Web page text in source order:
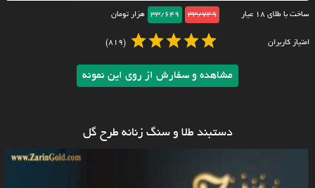
ساخت با طلای ۱۸ عیار 33/749
33/649 هزار تومان
امتیاز کاربران (819)
مشاهده و سفارش از روی این نمونه
دستبند طلا و سنگ زنانه طرح گل